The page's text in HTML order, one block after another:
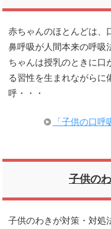
赤ちゃんのほとんどは、
鼻呼吸が人間本来の呼吸
ちゃんは授乳のときに口
る習性を生まれながらに
呼・・・
「子供の口
子供の
子供のわきが対策・対処